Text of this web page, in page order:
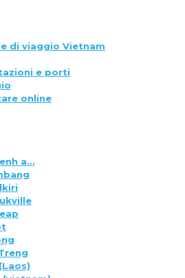
di viaggio Vietnam
e porti
online
a…